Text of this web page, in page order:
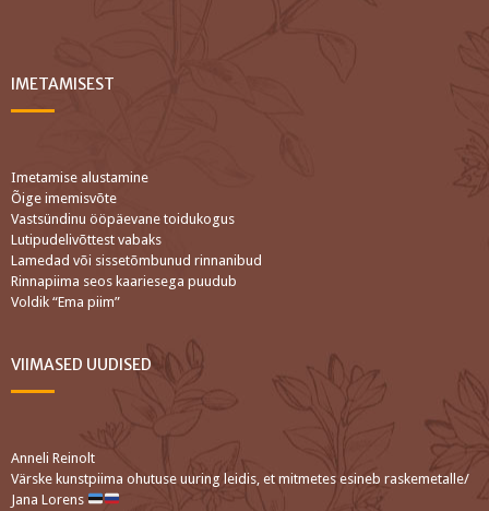
IMETAMISEST
Imetamise alustamine
Õige imemisvõte
Vastsündinu ööpäevane toidukogus
Lutipudelivõttest vabaks
Lamedad või sissetõmbunud rinnanibud
Rinnapiima seos kaariesega puudub
Voldik “Ema piim”
VIIMASED UUDISED
Anneli Reinolt
Värske kunstpiima ohutuse uuring leidis, et mitmetes esineb raskemetalle/
Jana Lorens